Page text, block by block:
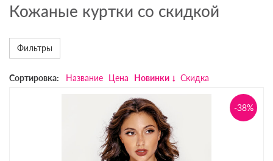
Кожаные куртки со скидкой
Фильтры
Сортировка: Название Цена Новинки Скидка
-38%